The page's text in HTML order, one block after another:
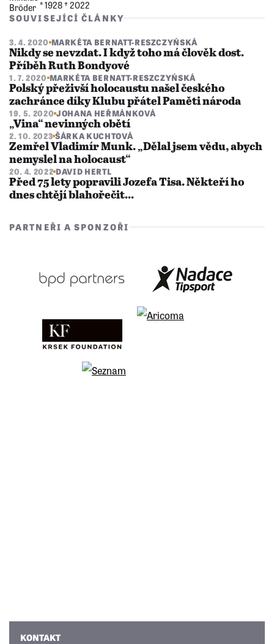
* 1928 †︎ 2022
SOUVISEJÍCÍ ČLÁNKY
3. 4. 2020 MARKÉTA BERNATT-RESZCZYŃSKÁ
Nikdy se nevzdat. I když toho má člověk dost.
Příběh Ruth Bondyové
1. 7. 2020 MARKÉTA BERNATT-RESZCZYŃSKÁ
Polský přeživší holocaustu našel českého
zachránce díky Klubu přátel Paměti národa
19. 5. 2020 JOHANA HEŘMÁNKOVÁ
„Vina“ nevinných obětí
2. 10. 2023 ŠÁRKA KUCHTOVÁ
Zemřel Vladimír Munk. „Dělal jsem vědu, abych
nemyslel na holocaust“
20. 4. 2022 DAVID HERTL
Před 75 lety popravili Jozefa Tisa. Někteří ho
dnes chtějí blahořečit...
PARTNEŘI A SPONZOŘI
KONTAKT